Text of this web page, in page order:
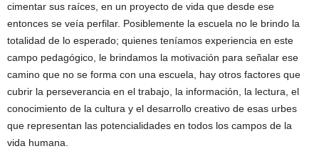
cimentar sus raíces, en un proyecto de vida que desde ese
entonces se veía perfilar. Posiblemente la escuela no le brindo la
totalidad de lo esperado; quienes teníamos experiencia en este
campo pedagógico, le brindamos la motivación para señalar ese
camino que no se forma con una escuela, hay otros factores que
cubrir la perseverancia en el trabajo, la información, la lectura, el
conocimiento de la cultura y el desarrollo creativo de esas urbes
que representan las potencialidades en todos los campos de la
vida humana.